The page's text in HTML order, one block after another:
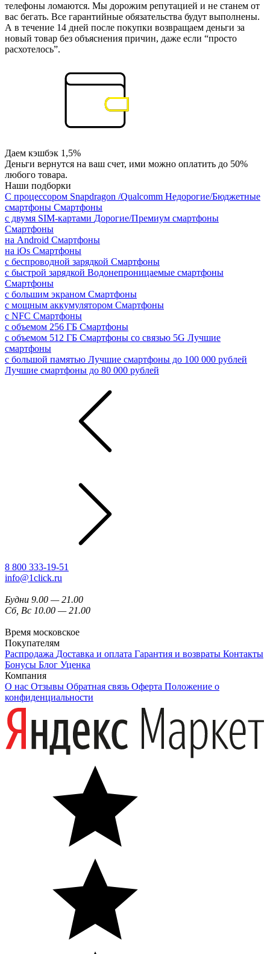
телефоны ломаются. Мы дорожим репутацией и не станем от
вас бегать. Все гарантийные обязательства будут выполнены.
А в течение 14 дней после покупки возвращаем деньги за
новый товар без объяснения причин, даже если “просто
расхотелось”.
Даем кэшбэк 1,5%
Деньги вернутся на ваш счет, ими можно оплатить до 50%
любого товара.
Наши подборки
С процессором Snapdragon /Qualcomm Недорогие/Бюджетные
смартфоны Смартфоны
с двумя SIM-картами Дорогие/Премиум смартфоны
Смартфоны
на Android Смартфоны
на iOs Смартфоны
с беспроводной зарядкой Смартфоны
с быстрой зарядкой Водонепроницаемые смартфоны
Смартфоны
с большим экраном Смартфоны
с мощным аккумулятором Смартфоны
с NFC Смартфоны
с объемом 256 ГБ Смартфоны
с объемом 512 ГБ Смартфоны со связью 5G Лучшие
смартфоны
с большой памятью Лучшие смартфоны до 100 000 рублей
Лучшие смартфоны до 80 000 рублей
8 800 333-19-51
info@1click.ru
Будни 9.00 — 21.00
Сб, Вс 10.00 — 21.00
Время московское
Покупателям
Распродажа Доставка и оплата Гарантия и возвраты Контакты
Бонусы Блог Уценка
Компания
О нас Отзывы Обратная связь Оферта Положение о
конфиденциальности